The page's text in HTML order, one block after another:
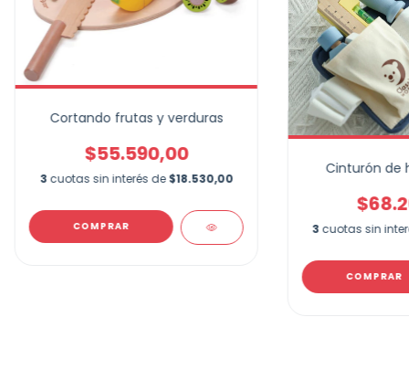
Cortando frutas y verduras
$55.590,00
3 cuotas sin interés de$18.530,00
COMPRAR
Cinturón de
3 cuotas sin